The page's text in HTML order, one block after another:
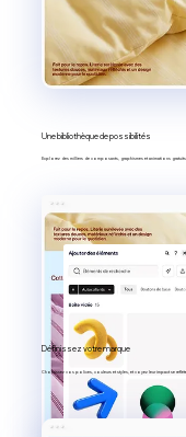
Une bibliothèque de possibilités
Explorez des milliers de composants, graphismes et animations
Définissez votre marque
Choisissez vos polices, couleurs et styles, et voyez leur impact se